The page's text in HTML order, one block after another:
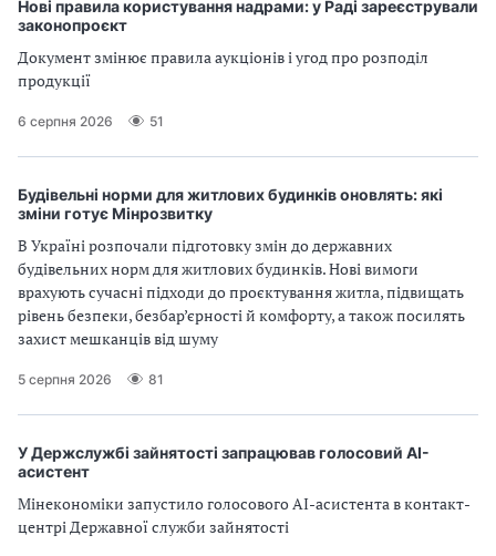
Нові правила користування надрами: у Раді зареєстрували
законопроєкт
Документ змінює правила аукціонів і угод про розподіл
продукції
6 серпня 2026 51
Будівельні норми для житлових будинків оновлять: які
зміни готує Мінрозвитку
В Україні розпочали підготовку змін до державних
будівельних норм для житлових будинків. Нові вимоги
врахують сучасні підходи до проєктування житла, підвищать
рівень безпеки, безбар’єрності й комфорту, а також посилять
захист мешканців від шуму
5 серпня 2026 81
У Держслужбі зайнятості запрацював голосовий AI-
асистент
Мінекономіки запустило голосового AI-асистента в контакт-
центрі Державної служби зайнятості
б
н
в
п
р
о
в
д
ж
у